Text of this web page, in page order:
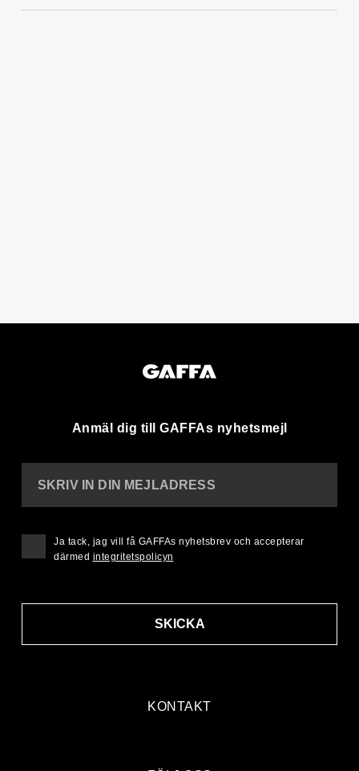
Anmäl dig till GAFFAs nyhetsmejl
KONTAKT
SKRIV IN DIN MEJLADRESS
SKICKA
Ja tack, jag vill få GAFFAs nyhetsbrev och accepterar
därmed integritetspolicyn